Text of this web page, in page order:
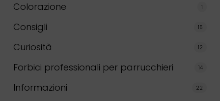
Colorazione
1
Consigli 15
Curiosità 12
Forbici professionali per parrucchieri 14
Informazioni 22